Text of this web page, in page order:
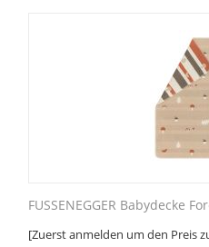
FUSSENEGGER Babydecke
[Zuerst anmelden um den Preis